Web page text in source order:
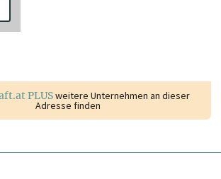
PLUSweitere Unternehmen an dieser
Adresse finden